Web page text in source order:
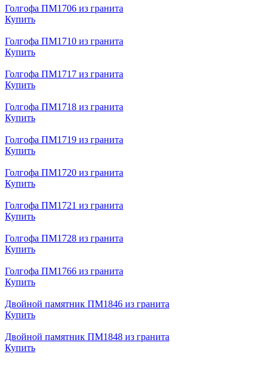
Голгофа ПМ1706 из гранита
Купить
Голгофа ПМ1710 из гранита
Купить
Голгофа ПМ1717 из гранита
Купить
Голгофа ПМ1718 из гранита
Купить
Голгофа ПМ1719 из гранита
Купить
Голгофа ПМ1720 из гранита
Купить
Голгофа ПМ1721 из гранита
Купить
Голгофа ПМ1728 из гранита
Купить
Голгофа ПМ1766 из гранита
Купить
Двойной памятник ПМ1846 из гранита
Купить
Двойной памятник ПМ1848 из гранита
Купить